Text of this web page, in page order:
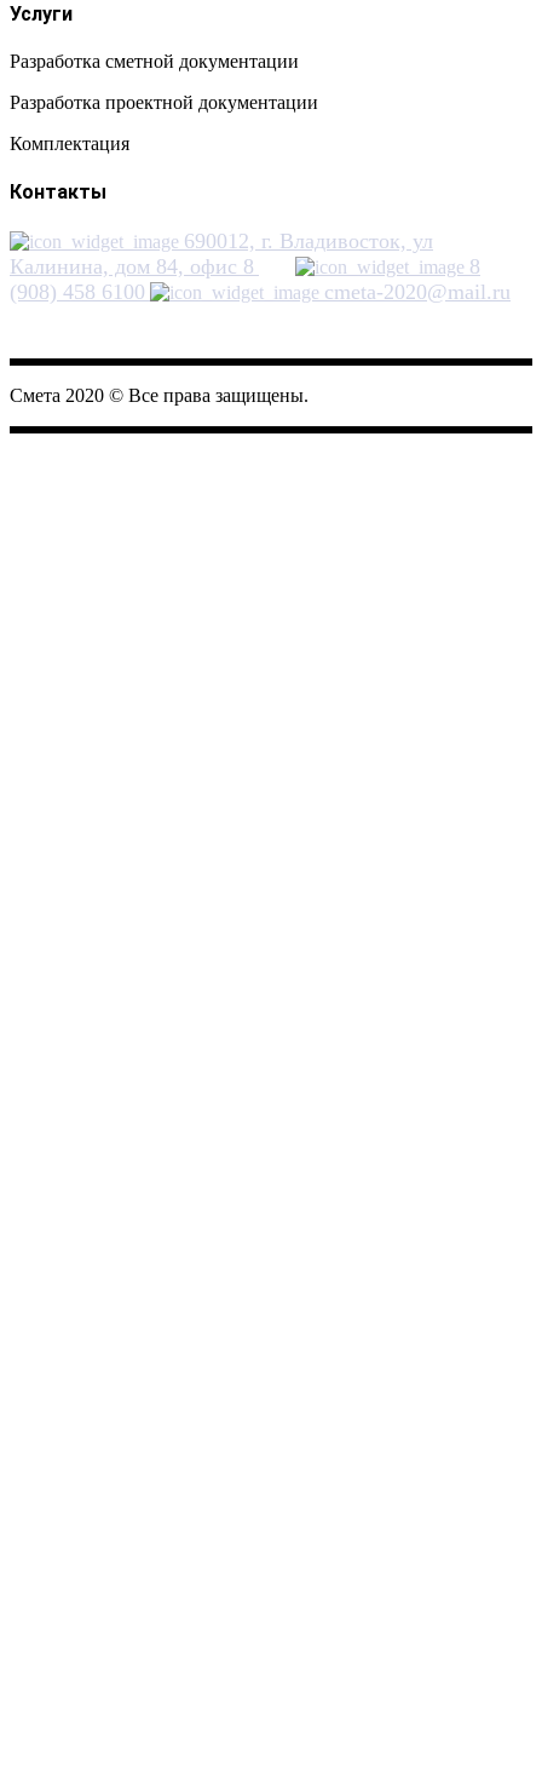
Услуги
Разработка сметной документации
Разработка проектной документации
Комплектация
Контакты
690012, г. Владивосток, ул
Калинина, дом 84, офис 8
8
(908) 458 6100
cmeta-2020@mail.ru
Смета 2020 © Все права защищены.